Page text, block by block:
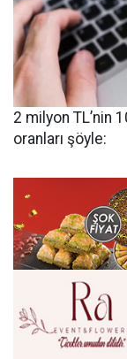
2 milyon TL’nin
oranları şöyle: